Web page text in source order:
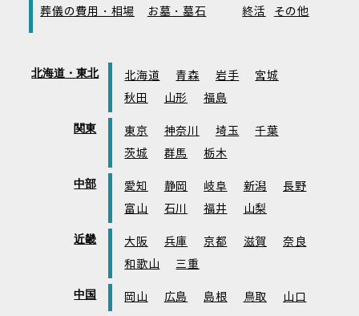
葬儀の費用・相場
お墓・墓石 終活 その他
北海道・東北 北海道 青森 岩手
宮城
秋田
山形 福島
関東 東京 神奈川 埼玉
千葉
茨城
群馬 栃木
中部 愛知 静岡 岐阜 新潟
長野
富山
石川 福井 山梨
近畿 大阪 兵庫 京都 滋賀
奈良
和歌山
三重
中国 岡山 広島 島根 鳥取 山口